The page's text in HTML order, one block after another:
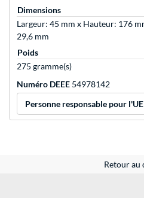
Dimensions
Largeur: 45 mm x Hauteur: 176
29,6 mm
Poids
275 gramme(s)
Numéro DEEE 54978142
Personne responsable pour l'UE
Retour au